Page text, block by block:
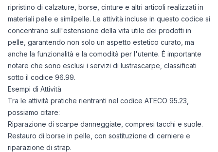
ripristino di calzature, borse, cinture e altri articoli realizzati in
materiali pelle e similpelle. Le attività incluse in questo codice si
concentrano sull'estensione della vita utile dei prodotti in
pelle, garantendo non solo un aspetto estetico curato, ma
anche la funzionalità e la comodità per l'utente. È importante
notare che sono esclusi i servizi di lustrascarpe, classificati
sotto il codice 96.99.
Esempi di Attività
Tra le attività pratiche rientranti nel codice ATECO 95.23,
possiamo citare:
Riparazione di scarpe danneggiate, compresi tacchi e suole.
Restauro di borse in pelle, con sostituzione di cerniere e
riparazione di strap.